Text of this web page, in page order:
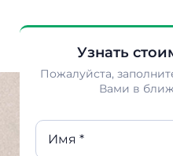
Узнать
Пожалуйста,
Вами в
Имя *